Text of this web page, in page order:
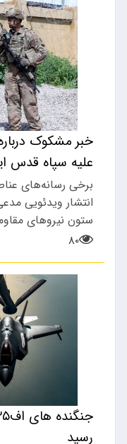
خبر مشکوک
علیه سپاه قدس
​برخی رسانه‌های
انتشار ویدئویی
ستون نیرو‌های
۸۰
رسید